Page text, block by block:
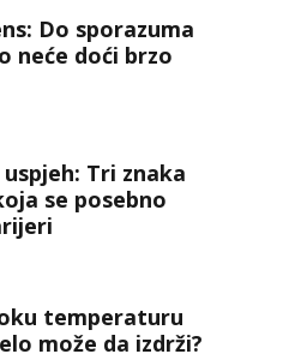
Do sporazuma
neće doći brzo
Tri znaka
se posebno
temperaturu
može da izdrži?